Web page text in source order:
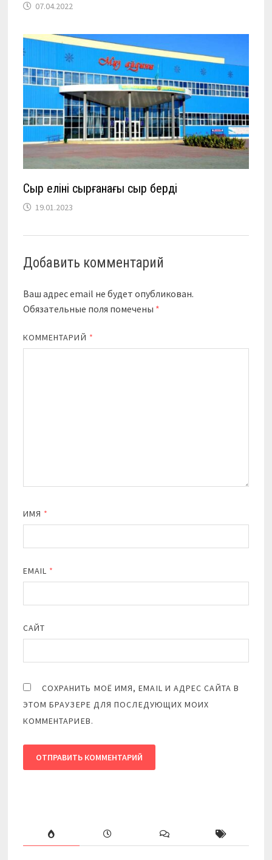
07.04.2022
Сыр елінің сырғанағы сыр берді
19.01.2023
Добавить комментарий
Ваш адрес email не будет опубликован.
Обязательные поля помечены *
КОММЕНТАРИЙ *
ИМЯ *
EMAIL *
САЙТ
СОХРАНИТЬ МОЁ ИМЯ, EMAIL И АДРЕС САЙТА В
ЭТОМ БРАУЗЕРЕ ДЛЯ ПОСЛЕДУЮЩИХ МОИХ
КОММЕНТАРИЕВ.